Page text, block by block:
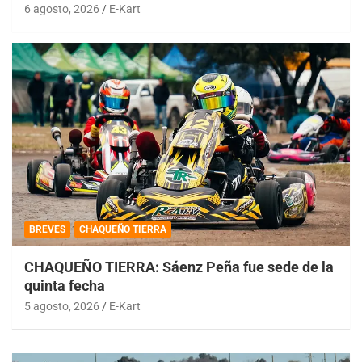
6 agosto, 2026 E-Kart
BREVES CHAQUEÑO TIERRA
CHAQUEÑO TIERRA: Sáenz Peña fue sede de la
quinta fecha
5 agosto, 2026 E-Kart